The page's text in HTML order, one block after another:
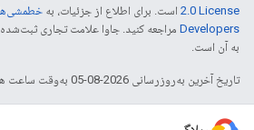
2.0 License است. برای اطلاع از جزئیات، به
Developers‏
به آن است.
تاریخ آخرین به‌روزرسانی 2026-08-05 به‌وقت ساعت هماهنگ جهانی.